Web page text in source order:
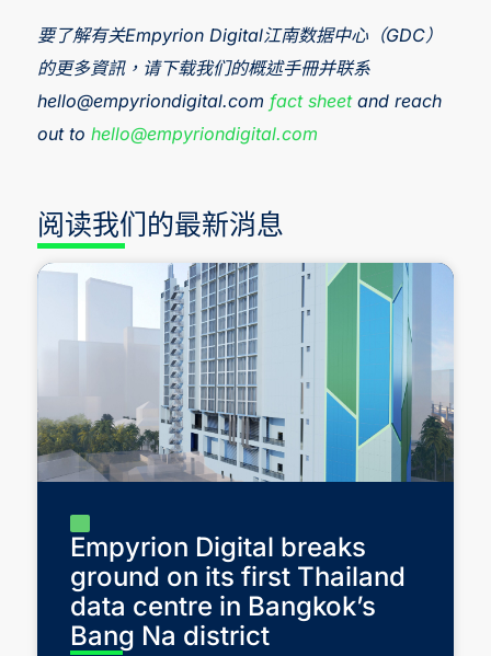
要了解有关Empyrion Digital江南数据中心（GDC）
的更多資訊，请下载我们的概述手冊并联系
hello@empyriondigital.com fact sheetand reach
out to hello@empyriondigital.com
阅读我们的最新消息
Empyrion Digital breaks
ground on its first Thailand
data centre in Bangkok’s
Bang Na district